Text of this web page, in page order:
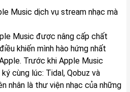
Music được nâng cấp chất
khiến mình hào hứng nhất
Trước khi Apple Music
cùng lúc: Tidal, Qobuz và
nhân là thư viện nhạc của những